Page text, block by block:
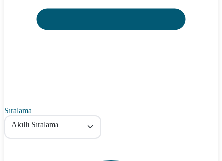
Sıralama
Akıllı Sıralama